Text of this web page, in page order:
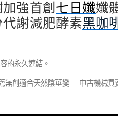
強首創七日孅孅
謝減肥酵素黑咖
的永久連結 。
無創適合天然陰莖變
中古機械買